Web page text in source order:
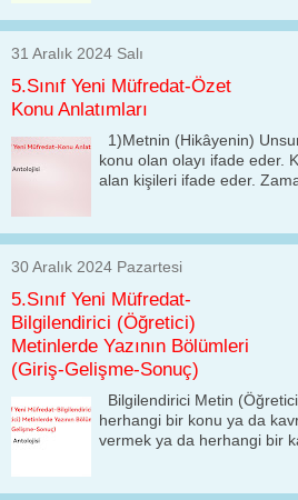
31 Aralık 2024 Salı
5.Sınıf Yeni Müfredat-Özet
Konu Anlatımları
1)Metnin (Hikâyenin)
konu olan olayı ifade eder.
alan kişileri ifade eder.
30 Aralık 2024 Pazartesi
5.Sınıf Yeni Müfredat-
Bilgilendirici (Öğretici)
Metinlerde Yazının Bölümleri
(Giriş-Gelişme-Sonuç)
Bilgilendirici Metin
herhangi bir konu ya da
vermek ya da herhangi bir